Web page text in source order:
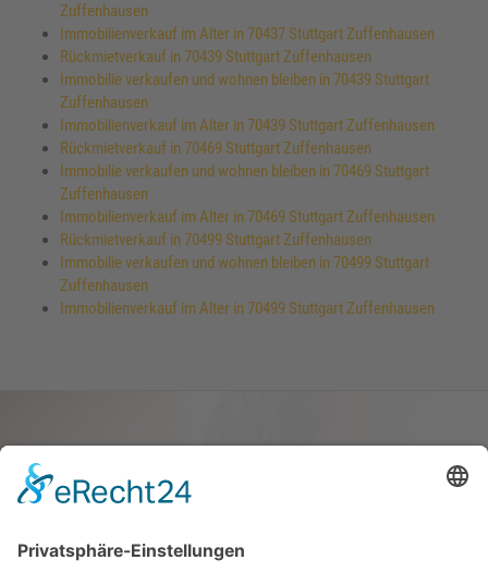
Zuffenhausen
Immobilienverkauf im Alter in 70437 Stuttgart Zuffenhausen
Rückmietverkauf in 70439 Stuttgart Zuffenhausen
Immobilie verkaufen und wohnen bleiben in 70439 Stuttgart
Zuffenhausen
Immobilienverkauf im Alter in 70439 Stuttgart Zuffenhausen
Rückmietverkauf in 70469 Stuttgart Zuffenhausen
Immobilie verkaufen und wohnen bleiben in 70469 Stuttgart
Zuffenhausen
Immobilienverkauf im Alter in 70469 Stuttgart Zuffenhausen
Rückmietverkauf in 70499 Stuttgart Zuffenhausen
Immobilie verkaufen und wohnen bleiben in 70499 Stuttgart
Zuffenhausen
Immobilienverkauf im Alter in 70499 Stuttgart Zuffenhausen
verkaufen und darin
wohnen bleiben